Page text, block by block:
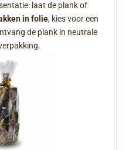
laat de plank of
in folie, kies voor een
de plank in neutrale